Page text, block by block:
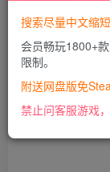
搜索尽量中文缩
会员畅玩1800+
限制。
附送网盘版免
禁止问客服游戏